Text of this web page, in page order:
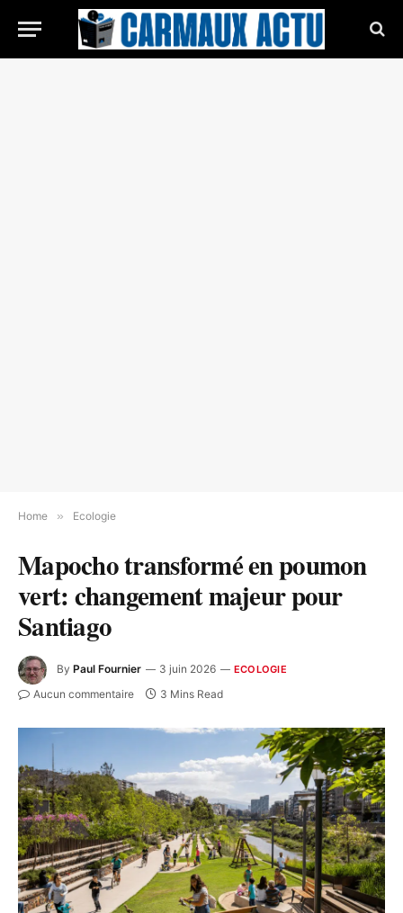
Home » Ecologie
Mapocho transformé en poumon
vert: changement majeur pour
Santiago
By Paul Fournier 3 juin 2026 ECOLOGIE
Aucun commentaire 3 Mins Read